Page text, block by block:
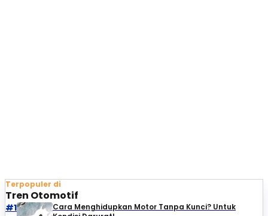
Terpopuler di
Tren Otomotif
#1
Cara Menghidupkan Motor Tanpa Kunci? Untuk